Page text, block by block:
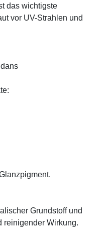
das wichtigste
vor UV-Strahlen und
Grundstoff und
reinigender Wirkung.